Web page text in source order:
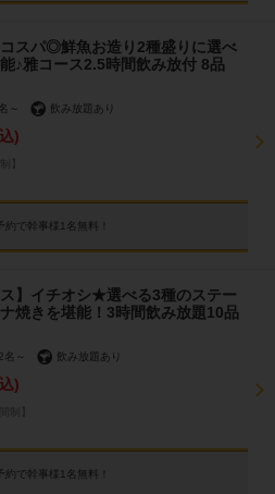
コスパ◎鮮魚お造り2種盛りに選べ
♪雅コース2.5時間飲み放付 8品
～ 飲み放題あり
)
で幹事様1名無料！
ス】イチオシ★選べる3種のステー
焼きを堪能！3時間飲み放題10品
2名 ～ 飲み放題あり
)
で幹事様1名無料！